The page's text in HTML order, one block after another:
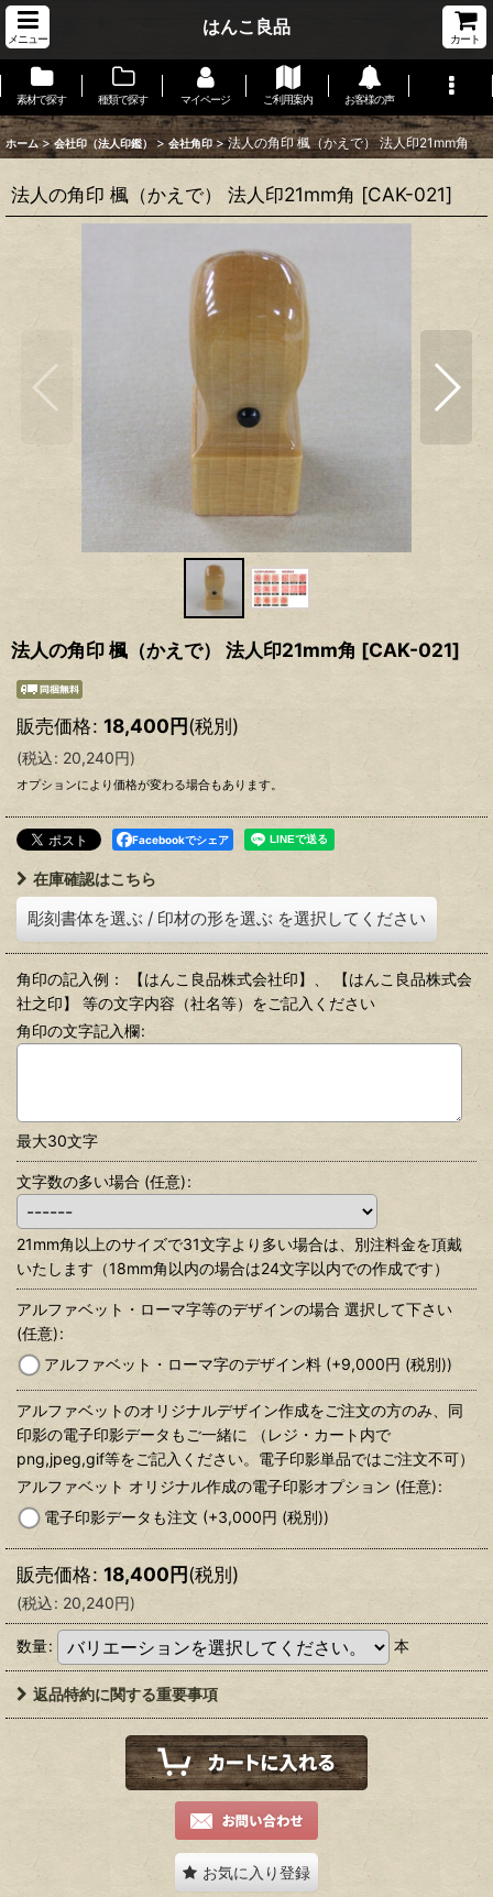
メニュー
はんこ良品
カート
素材で探す 種類で探す マイページ ご利用案内 お客様の声
ホーム > 会社印（法人印鑑） > 会社角印 > 法人の角印 楓（かえで） 法人印21mm角
法人の角印 楓（かえで） 法人印21mm角 [CAK-021]
法人の角印 楓（かえで） 法人印21mm角 [CAK-021]
販売価格: 18,400円(税別)
(税込: 20,240円)
オプションにより価格が変わる場合もあります。
Facebookでシェア
在庫確認はこちら
彫刻書体を選ぶ / 印材の形を選ぶ を選択してください
角印の記入例： 【はんこ良品株式会社印】、 【はんこ良品株式会
社之印】 等の文字内容（社名等）をご記入ください
角印の文字記入欄:
最大30文字
文字数の多い場合 (任意):
21mm角以上のサイズで31文字より多い場合は、別注料金を頂戴
いたします（18mm角以内の場合は24文字以内での作成です）
アルファベット・ローマ字等のデザインの場合 選択して下さい
(任意):
アルファベット・ローマ字のデザイン料 (+9,000円 (税別))
アルファベットのオリジナルデザイン作成をご注文の方のみ、同
印影の電子印影データもご一緒に （レジ・カート内で
png,jpeg,gif等をご記入ください。電子印影単品ではご注文不可）
アルファベット オリジナル作成の電子印影オプション (任意):
電子印影データも注文 (+3,000円 (税別))
販売価格: 18,400円(税別)
(税込: 20,240円)
数量: 本
返品特約に関する重要事項
お気に入り登録